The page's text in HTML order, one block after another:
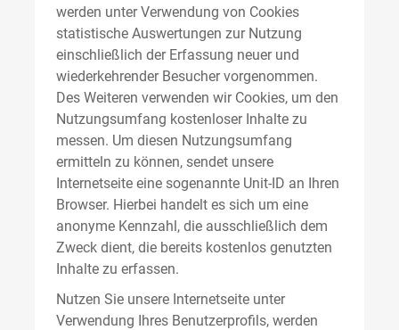
werden unter Verwendung von Cookies
statistische Auswertungen zur Nutzung
einschließlich der Erfassung neuer und
wiederkehrender Besucher vorgenommen.
Des Weiteren verwenden wir Cookies, um den
Nutzungsumfang kostenloser Inhalte zu
messen. Um diesen Nutzungsumfang
ermitteln zu können, sendet unsere
Internetseite eine sogenannte Unit-ID an Ihren
Browser. Hierbei handelt es sich um eine
anonyme Kennzahl, die ausschließlich dem
Zweck dient, die bereits kostenlos genutzten
Inhalte zu erfassen.
Nutzen Sie unsere Internetseite unter
Verwendung Ihres Benutzerprofils, werden